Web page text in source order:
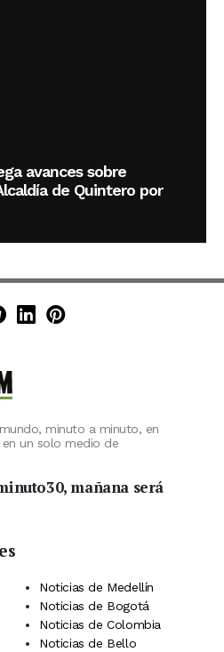
avances sobre
de Quintero por
Instagram
en X (Twitter)
en TikTok
Canal de Minuto30 en
Minuto30 en LinkedIn
Minuto30 en
minuto a minuto, en
un solo medio de
mañana será
Noticias de Medellín
Noticias de Bogotá
Noticias de Colombia
Noticias de Bello